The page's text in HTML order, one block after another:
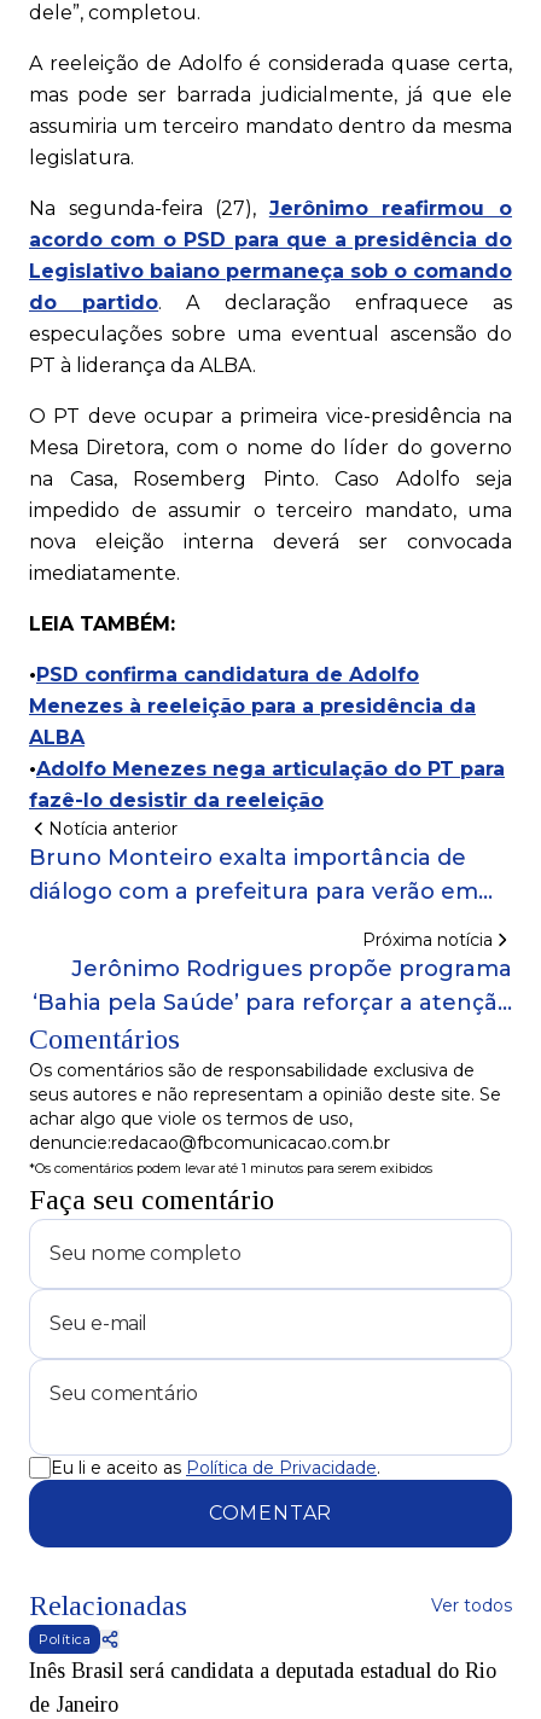
dele”, completou.
A reeleição de Adolfo é considerada quase certa,
mas pode ser barrada judicialmente, já que ele
assumiria um terceiro mandato dentro da mesma
legislatura.
Na segunda-feira (27), Jerônimo reafirmou o
acordo com o PSD para que a presidência do
Legislativo baiano permaneça sob o comando
do partido. A declaração enfraquece as
especulações sobre uma eventual ascensão do
PT à liderança da ALBA.
O PT deve ocupar a primeira vice-presidência na
Mesa Diretora, com o nome do líder do governo
na Casa, Rosemberg Pinto. Caso Adolfo seja
impedido de assumir o terceiro mandato, uma
nova eleição interna deverá ser convocada
imediatamente.
LEIA TAMBÉM:
• PSD confirma candidatura de Adolfo
Menezes à reeleição para a presidência da
ALBA
•Adolfo Menezes nega articulação do PT para
fazê-lo desistir da reeleição
Notícia anterior
Bruno Monteiro exalta importância de
diálogo com a prefeitura para verão em
Salvador: 'trabalho de forma integrada'
Próxima notícia
Jerônimo Rodrigues propõe programa
‘Bahia pela Saúde’ para reforçar a atenção
Comentários
Os comentários são de responsabilidade exclusiva de
seus autores e não representam a opinião deste site. Se
achar algo que viole os termos de uso,
denuncie:redacao@fbcomunicacao.com.br
*Os comentários podem levar até 1 minutos para serem exibidos
Faça seu comentário
Eu li e aceito as Política de Privacidade.
COMENTAR
Relacionadas Ver todos
Política
Inês Brasil será candidata a deputada estadual do Rio
de Janeiro